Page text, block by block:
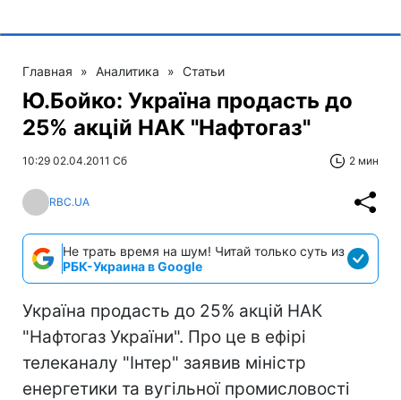
Главная » Аналитика » Статьи
Ю.Бойко: Україна продасть до
25% акцій НАК "Нафтогаз"
10:29 02.04.2011 Сб 2 мин
RBC.UA
Не трать время на шум! Читай только суть из
РБК-Украина в Google
Україна продасть до 25% акцій НАК
"Нафтогаз України". Про це в ефірі
телеканалу "Інтер" заявив міністр
енергетики та вугільної промисловості